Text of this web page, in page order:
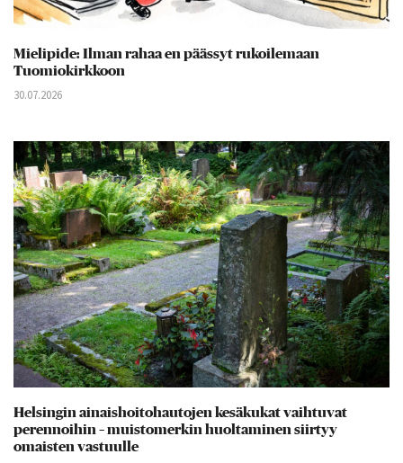
Mielipide: Ilman rahaa en päässyt rukoilemaan
Tuomiokirkkoon
30.07.2026
Helsingin ainaishoitohautojen kesäkukat vaihtuvat
perennoihin – muistomerkin huoltaminen siirtyy
omaisten vastuulle